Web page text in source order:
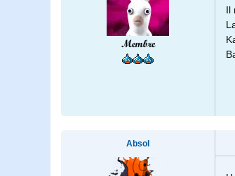
Membre
Il
Absol